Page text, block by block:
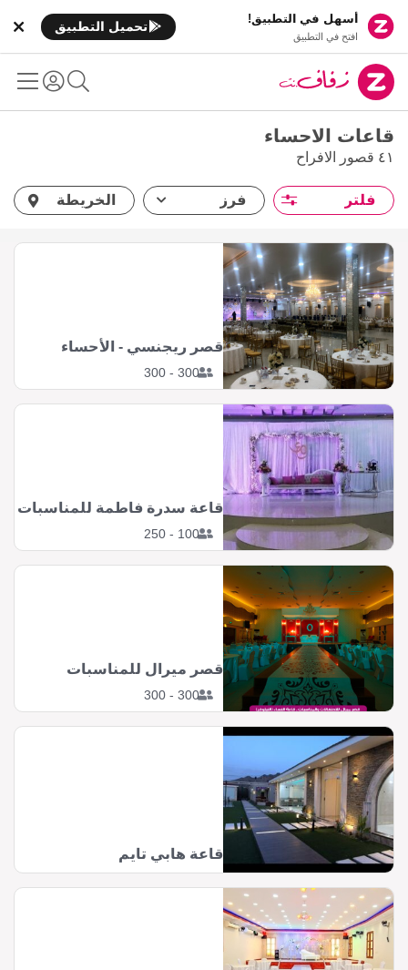
أسهل في التطبيق!
افتح في التطبيق
تحميل التطبيق
قاعات الاحساء
٤١ قصور الافراح
فلتر فرز الخريطة
300 - 300
قصر ريجنسي - الأحساء
100 - 250
قاعة سدرة فاطمة للمناسبات
300 - 300
قصر ميرال للمناسبات
قاعة هابي تايم